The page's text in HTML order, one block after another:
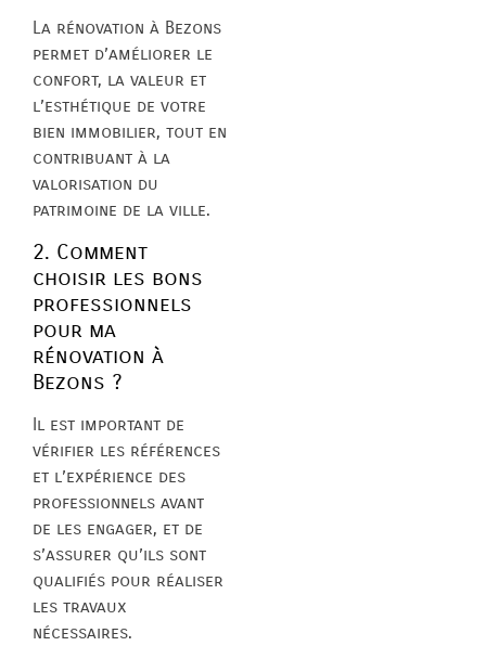
La rénovation à Bezons
permet d’améliorer le
confort, la valeur et
l’esthétique de votre
bien immobilier, tout en
contribuant à la
valorisation du
patrimoine de la ville.
2. Comment
choisir les bons
professionnels
pour ma
rénovation à
Bezons ?
Il est important de
vérifier les références
et l’expérience des
professionnels avant
de les engager, et de
s’assurer qu’ils sont
qualifiés pour réaliser
les travaux
nécessaires.